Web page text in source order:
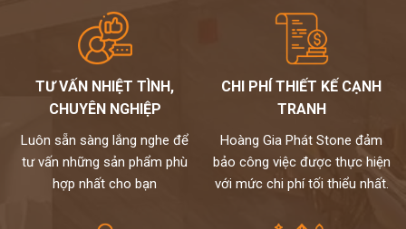
TƯ VẤN NHIỆT TÌNH,
CHUYÊN NGHIỆP
Luôn sẵn sàng lắng nghe để
tư vấn những sản phẩm phù
hợp nhất cho bạn
CHI PHÍ THIẾT KẾ CẠNH
TRANH
Hoàng Gia Phát Stone đảm
bảo công việc được thực hiện
với mức chi phí tối thiểu nhất.